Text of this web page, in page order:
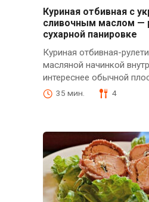
Куриная отбивная с
сливочным маслом —
сухарной панировке
Куриная отбивная-
масляной начинкой
интереснее обычной
35 мин. 4